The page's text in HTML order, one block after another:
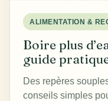
ALIMENTATION &
Boire plus
guide
Des repères
conseils simples